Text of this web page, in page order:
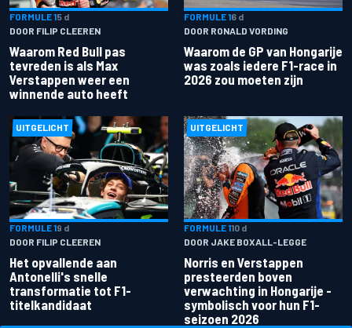
FORMULE 15 d
DOOR FILIP CLEEREN
Waarom Red Bull pas
tevreden is als Max
Verstappen weer een
winnende auto heeft
FORMULE 16 d
DOOR RONALD VORDING
Waarom de GP van Hongarije
was zoals iedere F1-race in
2026 zou moeten zijn
UITGELICHT
FORMULE 19 d
DOOR FILIP CLEEREN
Het opvallende aan
Antonelli's snelle
transformatie tot F1-
titelkandidaat
UITGELICHT
FORMULE 110 d
DOOR JAKE BOXALL-LEGGE
Norris en Verstappen
presteerden boven
verwachting in Hongarije -
symbolisch voor hun F1-
seizoen 2026